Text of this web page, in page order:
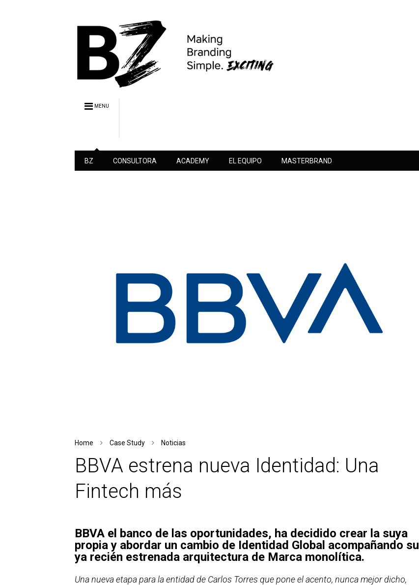
MENU
BZ CONSULTORA ACADEMY EL EQUIPO MASTERBRAND
Home Case Study Noticias
BBVA estrena nueva Identidad: Una
Fintech más
BBVA el banco de las oportunidades, ha decidido crear la suya
propia y abordar un cambio de Identidad Global acompañando su
ya recién estrenada arquitectura de Marca monolítica.
Una nueva etapa para la entidad de Carlos Torres que pone el acento, nunca mejor dicho,